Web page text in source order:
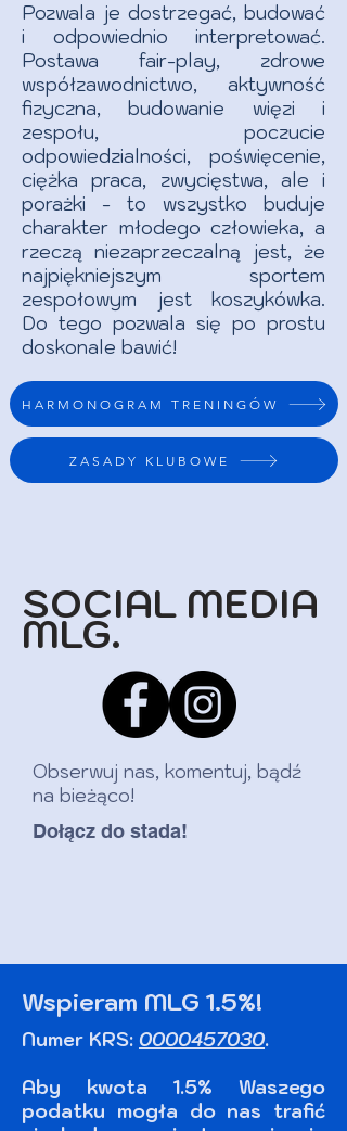
Pozwala je dostrzegać, budować
i odpowiednio interpretować.
Postawa fair-play, zdrowe
współzawodnictwo, aktywność
fizyczna, budowanie więzi i
zespołu, poczucie
odpowiedzialności, poświęcenie,
ciężka praca, zwycięstwa, ale i
porażki - to wszystko buduje
charakter młodego człowieka, a
rzeczą niezaprzeczalną jest, że
najpiękniejszym sportem
zespołowym jest koszykówka.
Do tego pozwala się po prostu
doskonale bawić!​
HARMONOGRAM TRENINGÓW
ZASADY KLUBOWE
SOCIAL MEDIA
MLG.
Obserwuj nas, komentuj, bądź
na bieżąco!
Dołącz do stada!
Wspieram MLG 1.5%!
Numer KRS: 0000457030.
Aby kwota 1.5% Waszego
podatku mogła do nas trafić